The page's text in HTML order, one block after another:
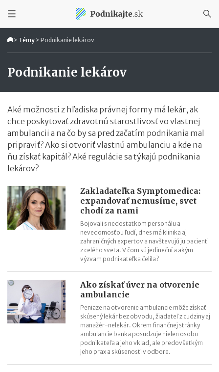
> Témy > Podnikanie lekárov
Podnikanie lekárov
Aké možnosti z hľadiska právnej formy má lekár, ak
chce poskytovať zdravotnú starostlivosť vo vlastnej
ambulancii a na čo by sa pred začatím podnikania mal
pripraviť? Ako si otvoriť vlastnú ambulanciu a kde na
ňu získať kapitál? Aké regulácie sa týkajú podnikania
lekárov?
Zakladateľka Symptomedica:
expandovať nemusíme, svet
chodí za nami
Bojovali s nedostatkom personálu a
nevedomosťou ľudí, dnes má klinika aj
zahraničných expertov a navštevujú ju pacienti
z celého sveta. V čom sú jedineční a akým
výzvam podnikateľka čelila?
Ako získať úver na otvorenie
ambulancie
Peniaze na otvorenie ambulancie môže získať
skúsený lekár bez obvodu, žiadateľ z cudziny aj
manažér-nelekár. Okrem finančnej stránky
ambulancie banka posudzuje nielen osobu
podnikateľa a jeho vklad, ale predovšetkým
jeho prax a skúsenosti v odbore.